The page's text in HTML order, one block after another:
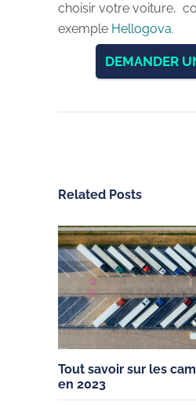
choisir votre voiture,
exemple Hellogova.
DEMANDER
Related Posts
Tout savoir sur les
en 2023